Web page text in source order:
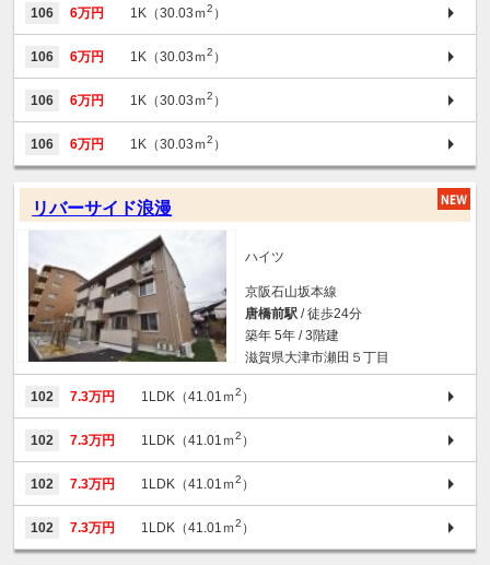
106 6万円 1K（30.03ｍ2 ）
106 6万円 1K（30.03ｍ2 ）
106 6万円 1K（30.03ｍ2 ）
106 6万円 1K（30.03ｍ2 ）
リバーサイド浪漫
ハイツ
京阪石山坂本線
唐橋前駅 / 徒歩24分
築年 5年 / 3階建
滋賀県大津市瀬田５丁目
102 7.3万円 1LDK（41.01ｍ2 ）
102 7.3万円 1LDK（41.01ｍ2 ）
102 7.3万円 1LDK（41.01ｍ2 ）
102 7.3万円 1LDK（41.01ｍ2 ）